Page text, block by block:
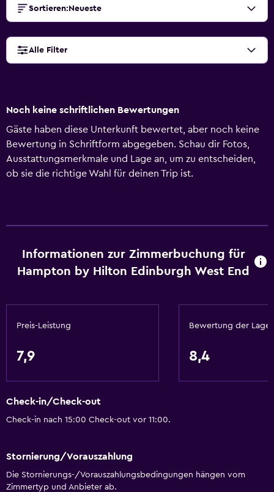
Sortieren: Neueste
Alle Filter
Noch keine schriftlichen Bewertungen
Gäste haben diese Unterkunft bewertet, aber noch keine
Bewertung in Schriftform abgegeben. Schau dir Fotos,
Ausstattungsmerkmale und Lage an, um zu entscheiden,
ob sie die richtige Wahl für deinen Trip ist.
Informationen zur Zimmerbuchung für
Hampton by Hilton Edinburgh West End
Preis-Leistung
7,9
Bewertung der Lage
8,4
Check-in/Check-out
Check-in nach 15:00 Check-out vor 11:00.
Stornierung/Vorauszahlung
Die Stornierungs-/Vorauszahlungsbedingungen hängen vom
Zimmertyp und Anbieter ab.